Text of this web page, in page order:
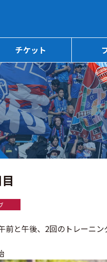
チケット
と午後、2回のトレーニン